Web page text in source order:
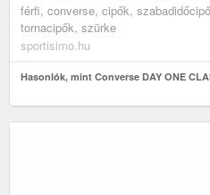
férfi, converse, cipők,
tornacipők, szürke
sportisimo.hu
Hasonlók, mint Converse DAY ONE